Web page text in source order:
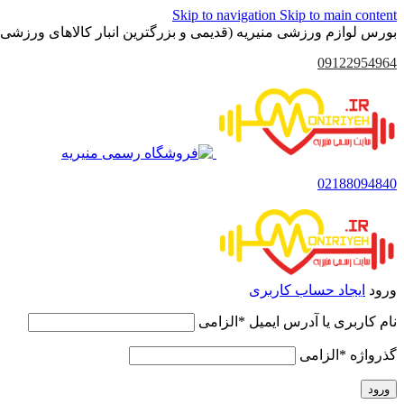
Skip to navigation Skip to main content
بورس لوازم ورزشی منیریه (قدیمی و بزرگترین انبار کالاهای ورزشی
09122954964
02188094840
ورود ایجاد حساب کاربری
نام کاربری یا آدرس ایمیل * الزامی
گذرواژه * الزامی
ورود